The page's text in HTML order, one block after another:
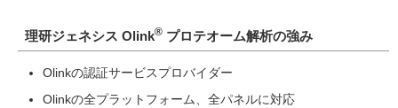
理研ジェネシス Olink®プロテオーム解析の強み
Olinkの認証サービスプロバイダー
Olinkの全プラットフォーム、全パネルに対応